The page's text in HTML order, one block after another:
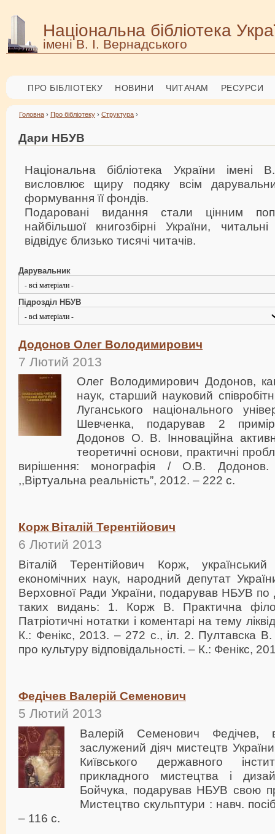
Національна бібліотека
імені В. І. Вернадського
ПРО БІБЛІОТЕКУ НОВИНИ ЧИТАЧАМ РЕСУРСИ
Головна › Про бібліотеку › Структура ›
Дари НБУВ
Національна бібліотека України імені
висловлює щиру подяку всім
формування її фондів.
Подаровані видання стали цінним
найбільшої книгозбірні України,
відвідує близько тисячі читачів.
Дарувальник
Підрозділ НБУВ
Додонов Олег Володимирович
7 Лютий 2013
Олег Володимирович Додонов,
наук, старший науковий
Луганського національного
Шевченка, подарував 2
Додонов О. В. Інноваційна
теоретичні основи, практичні
вирішення: монографія / О.В.
,,Віртуальна реальність”, 2012. – 222 c.
Корж Віталій Терентійович
6 Лютий 2013
Віталій Терентійович Корж,
економічних наук, народний депутат
Верховної Ради України, подарував НБУВ по
таких видань: 1. Корж В. Практична
Патріотичні нотатки і коментарі на тему
К.: Фенікс, 2013. – 272 с., іл. 2. Пултавска
про культуру відповідальності. – К.: Фенікс,
Федічев Валерій Семенович
5 Лютий 2013
Валерій Семенович Федічев,
заслужений діяч мистецтв
Київського державного
прикладного мистецтва і
Бойчука, подарував НБУВ свою
Мистецтво скульптури : навч.
– 116 с.